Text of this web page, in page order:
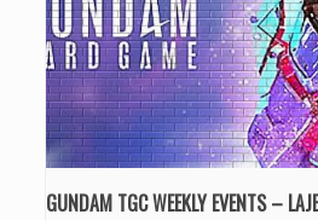
GUNDAM TGC WEEKLY EVENTS –